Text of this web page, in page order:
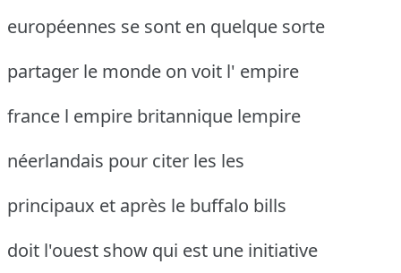
européennes se sont en quelque sorte
partager le monde on voit l' empire
france l empire britannique lempire
néerlandais pour citer les les
principaux et après le buffalo bills
doit l'ouest show qui est une initiative